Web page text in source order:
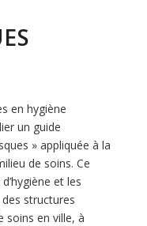
en hygiène
un guide
» appliquée à la
de soins. Ce
et les
structures
soins en ville, à